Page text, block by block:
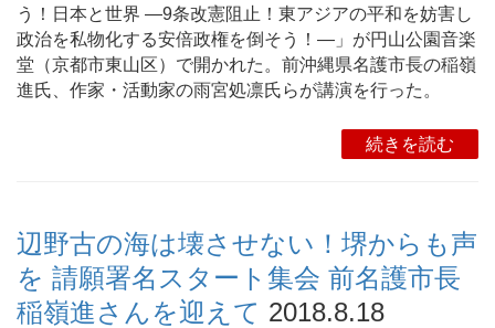
う！日本と世界 ―9条改憲阻止！東アジアの平和を妨害し
政治を私物化する安倍政権を倒そう！―」が円山公園音楽
堂（京都市東山区）で開かれた。前沖縄県名護市長の稲嶺
進氏、作家・活動家の雨宮処凛氏らが講演を行った。
続きを読む
辺野古の海は壊させない！堺からも声
を 請願署名スタート集会 前名護市長
稲嶺進さんを迎えて 2018.8.18